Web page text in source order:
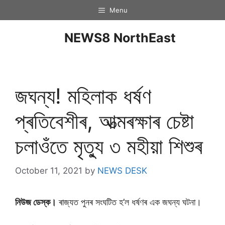
Menu
NEWS8 NorthEast
জঘন্য! মহিলাক ধৰ্ষণ
প্ৰতিবেশীৰ, আত্মৰক্ষাৰ চেষ্টা
চলাওঁতে মৃত্যু ৩ মহীয়া শিশুৰ
October 11, 2021 by NEWS DESK
নিউজ ডেস্ক। ৰাজ্যত পুনৰ সংঘটিত হ’ল ধৰ্ষণৰ এক জঘন্য ঘটনা।